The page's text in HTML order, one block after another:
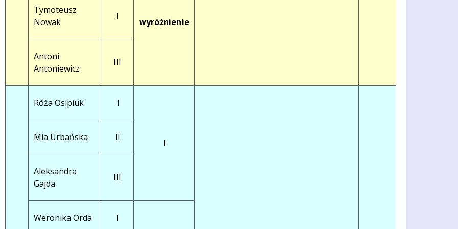
wyróżnienie
Tymoteusz
Nowak
I
Antoni
Antoniewicz
III
Róża Osipiuk I
I
Mia Urbańska II
Aleksandra
Gajda
III
Weronika Orda I